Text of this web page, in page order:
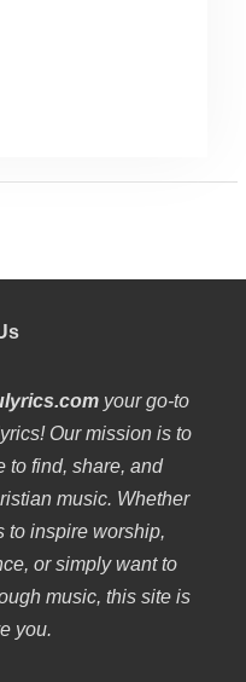
your go-to
Our mission is to
to find, share, and
music. Whether
to inspire worship,
or simply want to
music, this site is
you.